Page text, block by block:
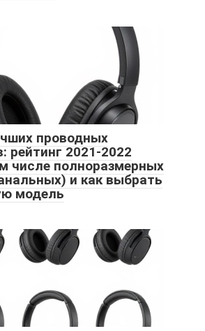
проводных
рейтинг 2021-2022
числе полноразмерных
и как выбрать
модель